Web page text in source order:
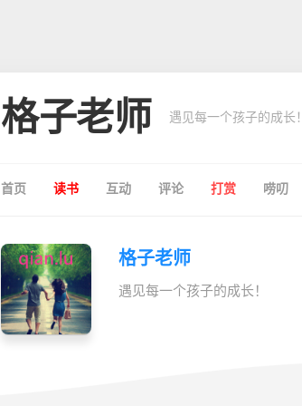
格子老师 遇见每一个孩子的成长！
首页 读书 互动 评论 打赏 唠叨
格子老师
遇见每一个孩子的成长！